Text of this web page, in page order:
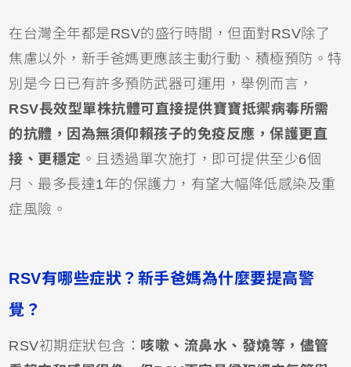
在台灣全年都是RSV的盛行時間，但面對RSV除了
焦慮以外，新手爸媽更應該主動行動、積極預防。特
別是今日已有許多預防武器可運用，舉例而言，
RSV長效型單株抗體可直接提供寶寶抵禦病毒所需
的抗體，因為無須仰賴孩子的免疫反應，保護更直
接、更穩定 。且透過單次施打，即可提供至少6個
月、最多長達1年的保護力，有望大幅降低感染及重
症風險。
RSV有哪些症狀？新手爸媽為什麼要提高警
覺？
RSV初期症狀包含： 咳嗽、流鼻水、 發燒等，儘管